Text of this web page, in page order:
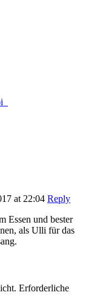
at 22:04 Reply
Essen und bester
als Ulli für das
Erforderliche